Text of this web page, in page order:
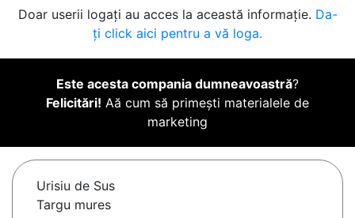
Doar userii logați au acces la această informație. Da-
ți click aici pentru a vă loga.
Este acesta compania dumneavoastră?
Felicitări! Aă cum să primești materialele de
marketing
Urisiu de Sus
Targu mures